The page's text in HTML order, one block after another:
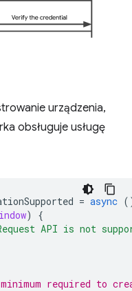
urządzenia,
obsługuje usługę
= async
)
{
API is not
required to